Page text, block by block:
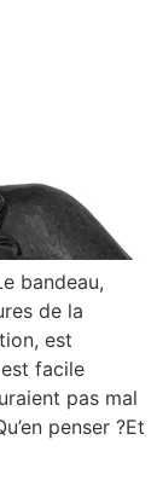
bandeau,
de la
est
facile
pas mal
penser ?Et